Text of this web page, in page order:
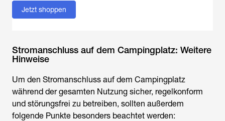
Jetzt shoppen
Stromanschluss auf dem Campingplatz: Weitere
Hinweise
Um den Stromanschluss auf dem Campingplatz
während der gesamten Nutzung sicher, regelkonform
und störungsfrei zu betreiben, sollten außerdem
folgende Punkte besonders beachtet werden: